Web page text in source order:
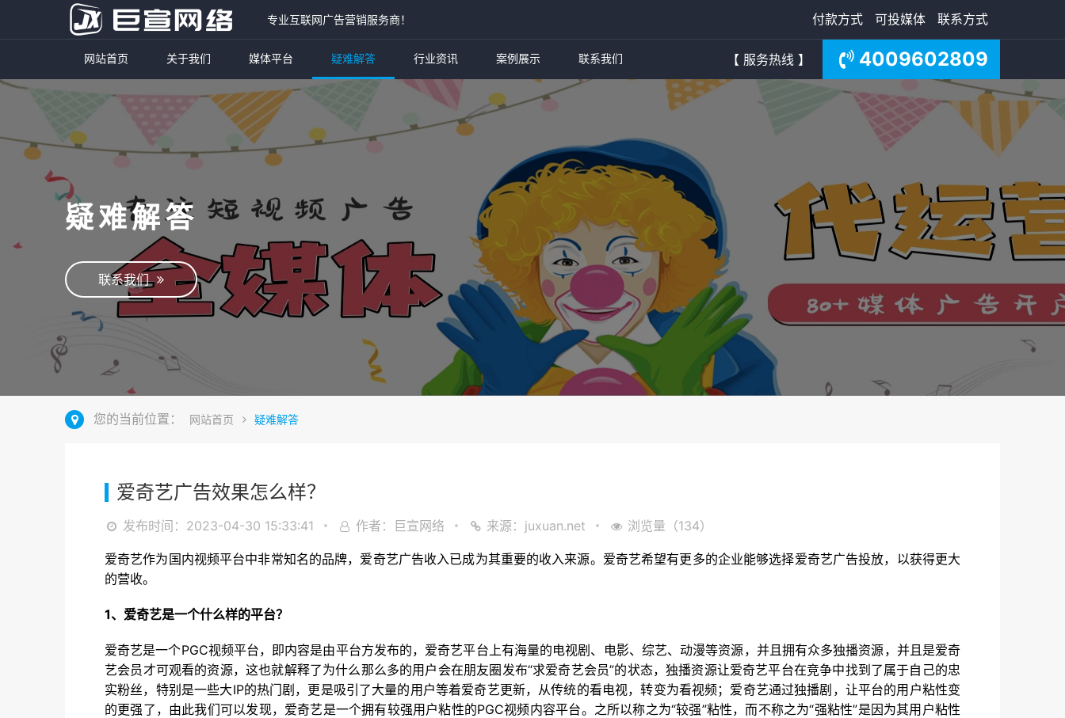
专业互联网广告营销服务商！ 付款方式 可投媒体 联系方式
网站首页 关于我们 媒体平台 疑难解答 行业资讯 案例展示 联系我们 【 服务热线 】 4009602809
疑难解答
联系我们
您的当前位置： 网站首页 疑难解答
爱奇艺广告效果怎么样？
发布时间：2023-04-30 15:33:41 作者：巨宣网络 来源：juxuan.net 浏览量（134）
爱奇艺作为国内视频平台中非常知名的品牌，爱奇艺广告收入已成为其重要的收入来源。爱奇艺希望有更多的企业能够选择爱奇艺广告投放，以获得更大
的营收。
1、爱奇艺是一个什么样的平台？
爱奇艺是一个PGC视频平台，即内容是由平台方发布的，爱奇艺平台上有海量的电视剧、电影、综艺、动漫等资源，并且拥有众多独播资源，并且是爱奇
艺会员才可观看的资源，这也就解释了为什么那么多的用户会在朋友圈发布“求爱奇艺会员”的状态，独播资源让爱奇艺平台在竞争中找到了属于自己的忠
实粉丝，特别是一些大IP的热门剧，更是吸引了大量的用户等着爱奇艺更新，从传统的看电视，转变为看视频；爱奇艺通过独播剧，让平台的用户粘性变
的更强了，由此我们可以发现，爱奇艺是一个拥有较强用户粘性的PGC视频内容平台。之所以称之为“较强”粘性，而不称之为“强粘性”是因为其用户粘性